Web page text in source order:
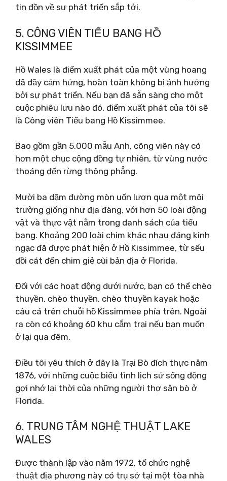
tin đồn về sự phát triển sắp tới.
5. CÔNG VIÊN TIỂU BANG HỒ
KISSIMMEE
Hồ Wales là điểm xuất phát của một vùng hoang
dã đầy cảm hứng, hoàn toàn không bị ảnh hưởng
bởi sự phát triển. Nếu bạn đã sẵn sàng cho một
cuộc phiêu lưu nào đó, điểm xuất phát của tôi sẽ
là Công viên Tiểu bang Hồ Kissimmee.
Bao gồm gần 5.000 mẫu Anh, công viên này có
hơn một chục cộng đồng tự nhiên, từ vùng nước
thoáng đến rừng thông phẳng.
Mười ba dặm đường mòn uốn lượn qua một môi
trường giống như địa đàng, với hơn 50 loài động
vật và thực vật nằm trong danh sách của tiểu
bang. Khoảng 200 loài chim khác nhau đáng kinh
ngạc đã được phát hiện ở Hồ Kissimmee, từ sếu
đồi cát đến chim giẻ cùi bản địa ở Florida.
Đối với các hoạt động dưới nước, bạn có thể chèo
thuyền, chèo thuyền, chèo thuyền kayak hoặc
câu cá trên chuỗi hồ Kissimmee phía trên. Ngoài
ra còn có khoảng 60 khu cắm trại nếu bạn muốn
ở lại qua đêm.
Điều tôi yêu thích ở đây là Trại Bò đích thực năm
1876, với những cuộc biểu tình lịch sử sống động
gợi nhớ lại thời của những người thợ săn bò ở
Florida.
6. TRUNG TÂM NGHỆ THUẬT LAKE
WALES
Được thành lập vào năm 1972, tổ chức nghệ
thuật địa phương này có trụ sở tại một tòa nhà